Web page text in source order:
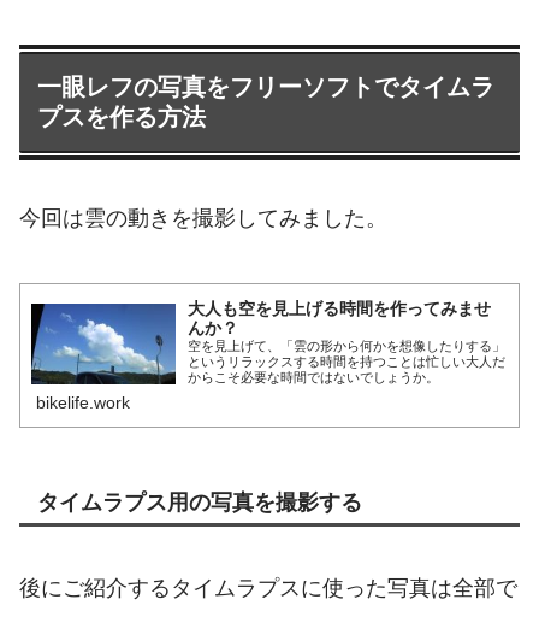
一眼レフの写真をフリーソフトでタイムラ
プスを作る方法
今回は雲の動きを撮影してみました。
大人も空を見上げる時間を作ってみませ
んか？
空を見上げて、「雲の形から何かを想像したりする」
というリラックスする時間を持つことは忙しい大人だ
からこそ必要な時間ではないでしょうか。
bikelife.work
タイムラプス用の写真を撮影する
後にご紹介するタイムラプスに使った写真は全部で